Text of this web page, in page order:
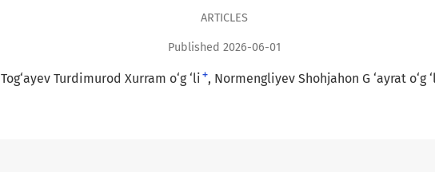
ARTICLES
Published 2026-06-01
Tog‘ayev Turdimurod Xurram o‘g ‘li + Normengliyev Shohjahon G ‘ayrat o‘g